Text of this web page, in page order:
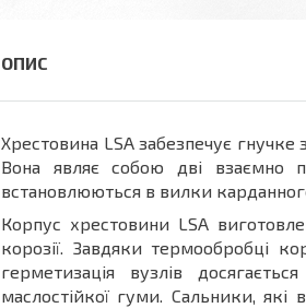
Хрестовина LSA забезпечує
Вона являє собою дві взаємно
встановлюються в вилки
Корпус хрестовини LSA
корозії. Завдяки термообробці
герметизація вузлів
маслостійкої гуми. Сальники,